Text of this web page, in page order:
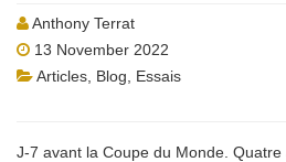
Anthony Terrat
13 November 2022
Articles Blog
Essais
J-7 avant la Coupe du Monde.